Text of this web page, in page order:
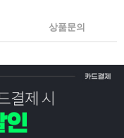
상품문의